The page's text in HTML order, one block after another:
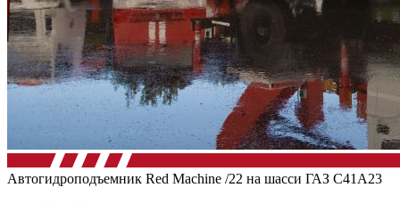
Автогидроподъемник Red Machine /22 на шасси ГАЗ C41А23